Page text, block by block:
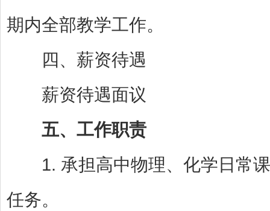
期内全部教学工作。
四、薪资待遇
薪资待遇面议
五、工作职责
1. 承担高中物理、化学日常课
任务。